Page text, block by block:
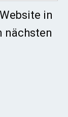
in
nächsten